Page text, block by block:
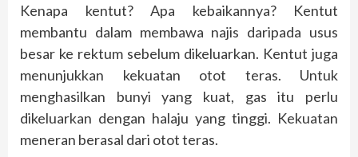
Kenapa kentut? Apa kebaikannya? Kentut
membantu dalam membawa najis daripada usus
besar ke rektum sebelum dikeluarkan. Kentut juga
menunjukkan kekuatan otot teras. Untuk
menghasilkan bunyi yang kuat, gas itu perlu
dikeluarkan dengan halaju yang tinggi. Kekuatan
meneran berasal dari otot teras.